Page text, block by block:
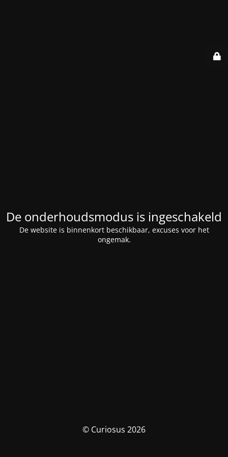
De onderhoudsmodus is ingeschakeld
De website is binnenkort beschikbaar, excuses voor het
ongemak.
© Curiosus 2026